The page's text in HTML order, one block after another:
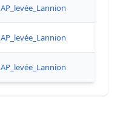
AP_levée_Lannion
AP_levée_Lannion
AP_levée_Lannion